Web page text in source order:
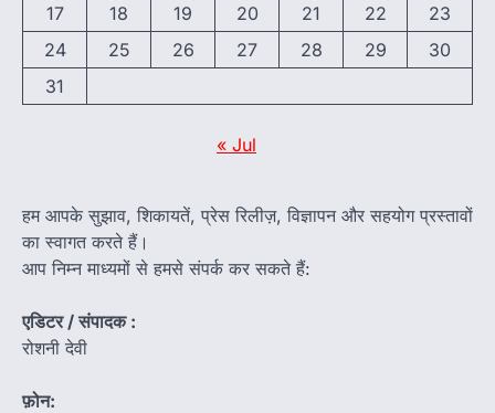
17
18 19 20 21 22
23
24
25 26 27 28 29
30
31
« Jul
हम आपके सुझाव, शिकायतें, प्रेस रिलीज़, विज्ञापन और सहयोग प्रस्तावों
का स्वागत करते हैं।
आप निम्न माध्यमों से हमसे संपर्क कर सकते हैं:
एडिटर / संपादक :
रोशनी देवी
फ़ोन: